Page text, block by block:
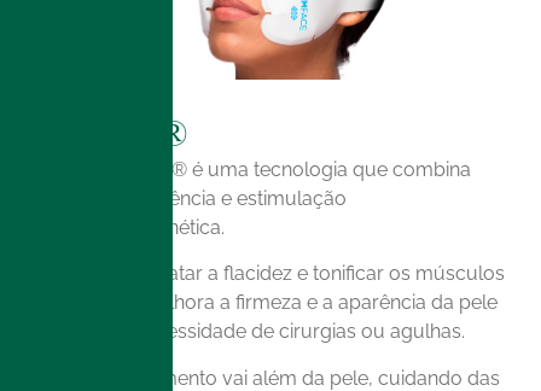
Emface®
EMFACE® é uma tecnologia que combina
radiofrequência e estimulação
eletromagnética.
Além de tratar a flacidez e tonificar os músculos
faciais, melhora a firmeza e a aparência da pele
sem a necessidade de cirurgias ou agulhas.
Este tratamento vai além da pele, cuidando das